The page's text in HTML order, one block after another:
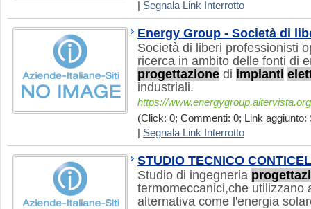
Segnala Link Interrotto
Energy Group - Società di
Società di liberi professionisti
ricerca in ambito delle fonti di
progettazione di impianti
industriali.
https://
(Click: 0; Commenti: 0; Link aggiunto:
Segnala Link Interrotto
STUDIO TECNICO
Studio di ingegneria
termomeccanici,che utilizzano
alternativa come l'energia